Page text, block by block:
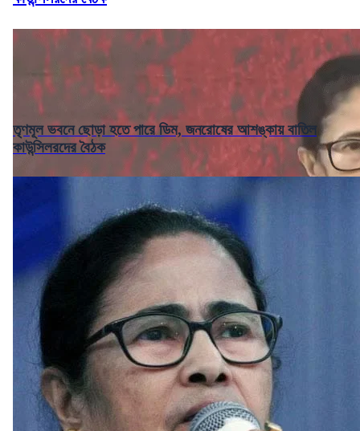
তৃণমূল ভবনে ছোড়া হতে পারে ডিম, জনরোষের আশঙ্কায় বাতিল
কাউন্সিলরদের বৈঠক